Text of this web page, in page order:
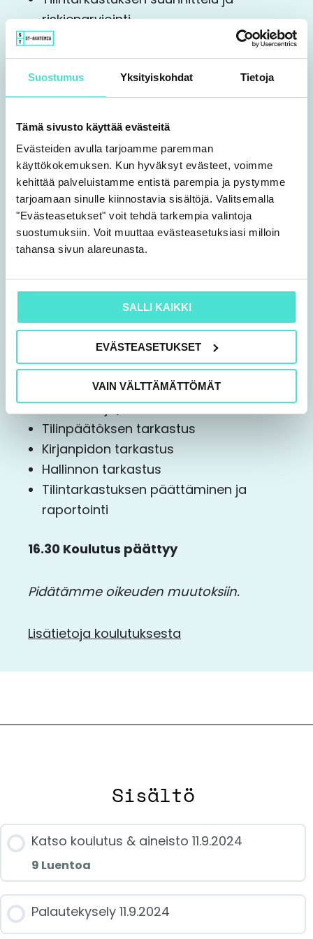
Suostumus Yksityiskohdat Tietoja
Tämä sivusto käyttää evästeitä
Evästeiden avulla tarjoamme paremman
käyttökokemuksen. Kun hyväksyt evästeet, voimme
kehittää palveluistamme entistä parempia ja pystymme
tarjoamaan sinulle kiinnostavia sisältöjä. Valitsemalla
"Evästeasetukset" voit tehdä tarkempia valintoja
suostumuksiin. Voit muuttaa evästeasetuksiasi milloin
tahansa sivun alareunasta.
SALLI KAIKKI
EVÄSTEASETUKSET
VAIN VÄLTTÄMÄTTÖMÄT
riskienarviointi
12.00 Lounas
13.00 Koulutus jatkuu
Tilintarkastustoimenpiteet (sisältää
esimerkkejä)
Tilinpäätöksen tarkastus
Kirjanpidon tarkastus
Hallinnon tarkastus
Tilintarkastuksen päättäminen ja
14.30 Koulutus jatkuu
Tilintarkastustoimenpiteet (sisältää
esimerkkejä)
Tilinpäätöksen tarkastus
Kirjanpidon tarkastus
Hallinnon tarkastus
Tilintarkastuksen päättäminen ja
raportointi
16.30 Koulutus päättyy
Pidätämme oikeuden muutoksiin.
Lisätietoja koulutuksesta
Sisältö
Katso koulutus & aineisto 11.9.2024
9 Luentoa
Jakson sisältö
Palautekysely 11.9.2024